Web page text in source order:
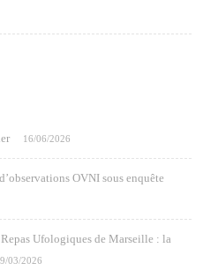
16/06/2026
OVNI sous enquête
Ufologiques de Marseille : la
03/2026